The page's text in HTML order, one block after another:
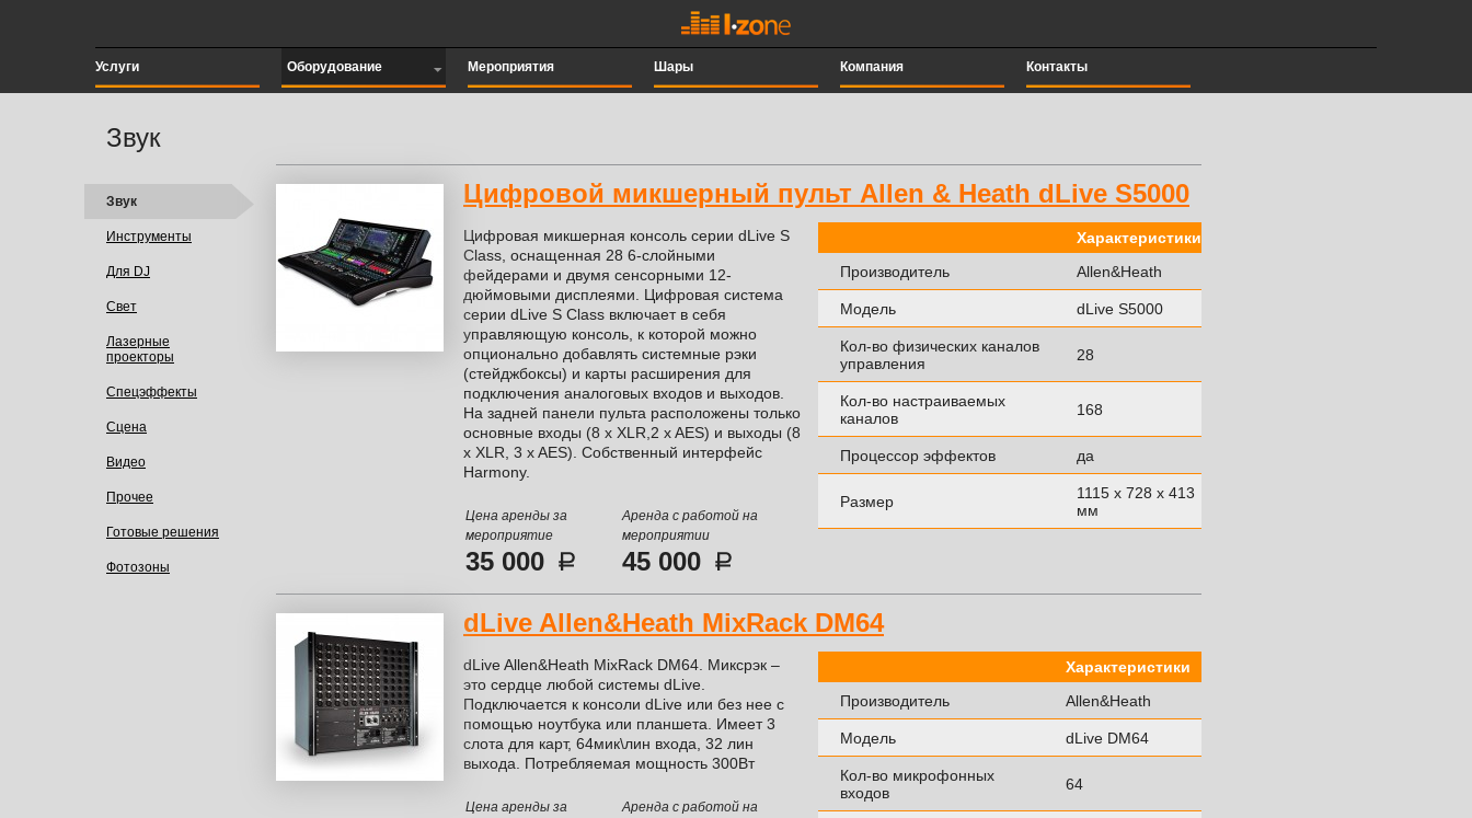
Услуги Оборудование Мероприятия Шары Компания Контакты
Звук
Звук
Инструменты
Для DJ
Свет
Лазерные
проекторы
Спецэффекты
Сцена
Видео
Прочее
Готовые решения
Фотозоны
Цифровой микшерный пульт Allen & Heath dLive S5000
Характеристики
Производитель
Allen&Heath
Модель dLive S5000
Кол-во физических каналов
управления
28
Кол-во настраиваемых
каналов
168
Процессор эффектов да
Размер
1115 х 728 х 413
мм
Цифровая микшерная консоль серии dLive S
Class, оснащенная 28 6-слойными
фейдерами и двумя сенсорными 12-
дюймовыми дисплеями. Цифровая система
серии dLive S Class включает в себя
управляющую консоль, к которой можно
опционально добавлять системные рэки
(стейджбоксы) и карты расширения для
подключения аналоговых входов и выходов.
На задней панели пульта расположены только
основные входы (8 х XLR,2 x AES) и выходы (8
х XLR, 3 x AES). Собственный интерфейс
Harmony.
Цена аренды за
мероприятие
Аренда с работой на
мероприятии
35 000 45 000
dLive Allen&Heath MixRack DM64
Характеристики
Производитель
Allen&Heath
Модель dLive DM64
Кол-во микрофонных
входов
64
dLive Allen&Heath MixRack DM64. Миксрэк –
это сердце любой системы dLive.
Подключается к консоли dLive или без нее с
помощью ноутбука или планшета. Имеет 3
слота для карт, 64мик\лин входа, 32 лин
выхода. Потребляемая мощность 300Вт
Цена аренды за
Аренда с работой на